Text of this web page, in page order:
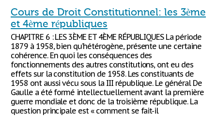
Cours de Droit Constitutionnel: les 3ème
et 4ème républiques
CHAPITRE 6 : LES 3ÈME ET 4ÈME RÉPUBLIQUES La période
1879 à 1958, bien qu’hétérogène, présente une certaine
cohérence. En quoi les conséquences des
fonctionnements des autres constitutions, ont eu des
effets sur la constitution de 1958. Les constituants de
1958 ont aussi vécu sous la III république. Le général De
Gaulle a été formé intellectuellement avant la première
guerre mondiale et donc de la troisième république. La
question principale est « comment se fait-il